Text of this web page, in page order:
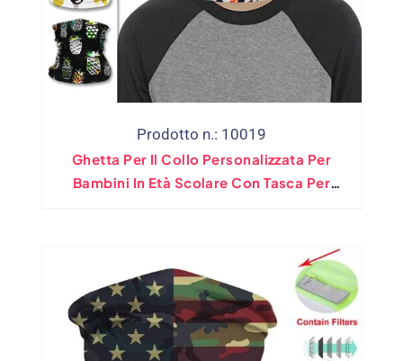
Prodotto n.: 10019
Ghetta Per Il Collo Personalizzata Per
Bambini In Età Scolare Con Tasca Per